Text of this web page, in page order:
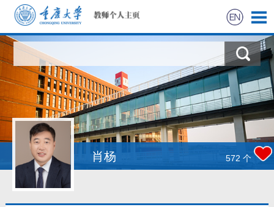
首页
科学研究
教学研究
获奖信息
社会实践
肖杨 572 个